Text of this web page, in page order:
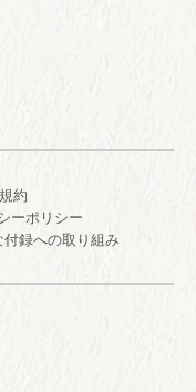
約
ーポリシー
付録への取り組み